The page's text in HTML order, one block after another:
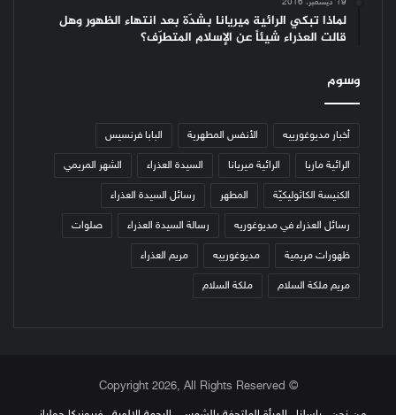
19 ديسمبر، 2016
لماذا تبكي الرائية ميريانا بشدّة بعد انتهاء الظهور وهل
قالت العذراء شيئاً عن الإسلام المتطرّف؟
وسوم
أخبار مديوغورييه الأنفس المطهرية البابا فرنسيس
الرائية ماريا الرائية ميريانا السيدة العذراء الشهر المريمي
الكنيسة الكاثوليكيّة المطهر رسائل السيدة العذراء
رسائل العذراء في مديوغوريه رسالة السيدة العذراء صلوات
ظهورات مريمية مديوغورييه مريم العذراء
مريم ملكة السلام ملكة السلام
© Copyright 2026, All Rights Reserved